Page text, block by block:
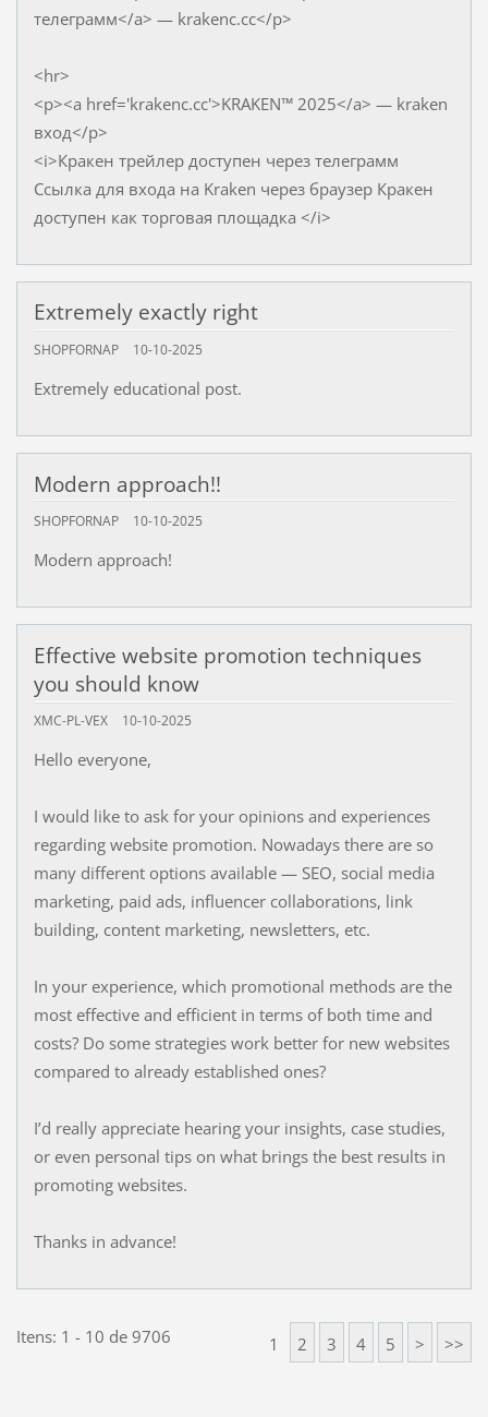
телеграмм</a> — krakenc.cc</p>
<hr>
<p><a href='krakenc.cc'>KRAKEN™ 2025</a> — kraken
вход</p>
<i>Кракен трейлер доступен через телеграмм
Ссылка для входа на Kraken через браузер Кракен
доступен как торговая площадка </i>
Extremely exactly right
SHOPFORNAP 10-10-2025
Extremely educational post.
Modern approach!!
SHOPFORNAP 10-10-2025
Modern approach!
Effective website promotion techniques
you should know
XMC-PL-VEX 10-10-2025
Hello everyone,
I would like to ask for your opinions and experiences
regarding website promotion. Nowadays there are so
many different options available — SEO, social media
marketing, paid ads, influencer collaborations, link
building, content marketing, newsletters, etc.
In your experience, which promotional methods are the
most effective and efficient in terms of both time and
costs? Do some strategies work better for new websites
compared to already established ones?
I’d really appreciate hearing your insights, case studies,
or even personal tips on what brings the best results in
promoting websites.
Thanks in advance!
Itens: 1 - 10 de 9706 1 2 3 4 5 > >>